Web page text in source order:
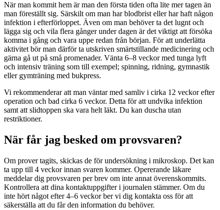
När man kommit hem är man den första tiden ofta lite mer tagen än
man föreställt sig. Särskilt om man har blodbrist eller har haft någon
infektion i efterförloppet. Även om man behöver ta det lugnt och
lägga sig och vila flera gånger under dagen är det viktigt att försöka
komma i gång och vara uppe redan från början. För att underlätta
aktivitet bör man därför ta utskriven smärtstillande medicinering och
gärna gå ut på små promenader. Vänta 6–8 veckor med tunga lyft
och intensiv träning som till exempel; spinning, ridning, gymnastik
eller gymträning med bukpress.
Vi rekommenderar att man väntar med samliv i cirka 12 veckor efter
operation och bad cirka 6 veckor. Detta för att undvika infektion
samt att slidtoppen ska vara helt läkt. Du kan duscha utan
restriktioner.
När får jag besked om provsvaren?
Om prover tagits, skickas de för undersökning i mikroskop. Det kan
ta upp till 4 veckor innan svaren kommer. Opererande läkare
meddelar dig provsvaren per brev om inte annat överenskommits.
Kontrollera att dina kontaktuppgifter i journalen stämmer. Om du
inte hört något efter 4–6 veckor ber vi dig kontakta oss för att
säkerställa att du får den information du behöver.